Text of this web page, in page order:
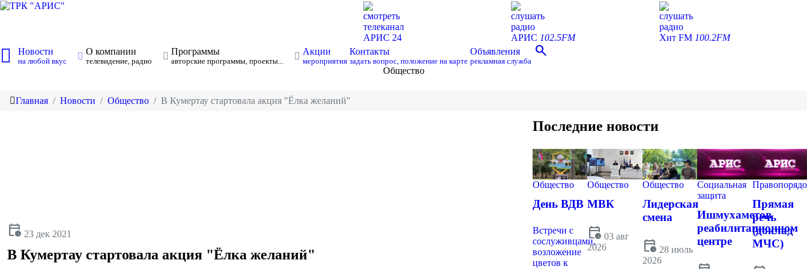
смотреть
телеканал
АРИС 24
слушать
радио
АРИС 102.5FM
слушать
радио
Хит FM 100.2FM
Новости
на любой вкус
О компании
телевидение, радио
Программы
авторские программы, проекты...
Акции
мероприятия
Контакты
задать вопрос, положение на карте
Объявления
рекламная служба
search
Общество
Главная Новости Общество В Кумертау стартовала акция "Ёлка желаний"
calendar_clock 23 дек 2021
В Кумертау стартовала акция "Ёлка желаний"
Последние новости
Общество
День ВДВ
Встречи с
сослуживцами,
возложение
цветов к
Общество
МВК
calendar_clock 03 авг
2026
Общество
Лидерская
смена
calendar_clock 28 июль
2026
Социальная
защита
Ишмухаметов
реабилитационном
центре
Прямая
речь
(доклад
МЧС)